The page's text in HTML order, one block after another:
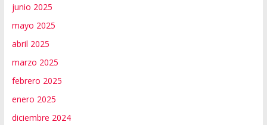
junio 2025
mayo 2025
abril 2025
marzo 2025
febrero 2025
enero 2025
diciembre 2024